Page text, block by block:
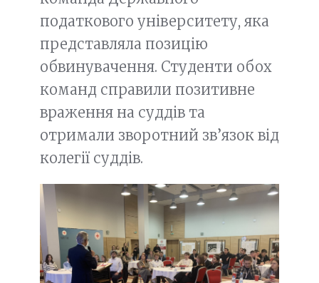
податкового університету, яка
представляла позицію
обвинувачення. Студенти обох
команд справили позитивне
враження на суддів та
отримали зворотний зв’язок від
колегії суддів.